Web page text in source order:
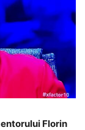
Florin